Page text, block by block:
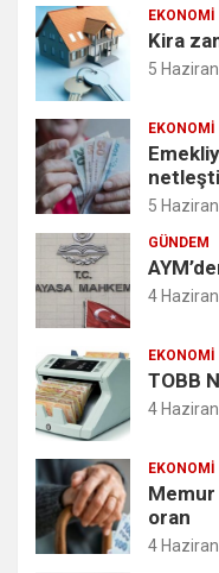
EKONOMI
Kira
5
EKONOMI
netleşti
5
GÜNDEM
4
EKONOMI
TOBB
4
EKONOMI
Memur
oran
4